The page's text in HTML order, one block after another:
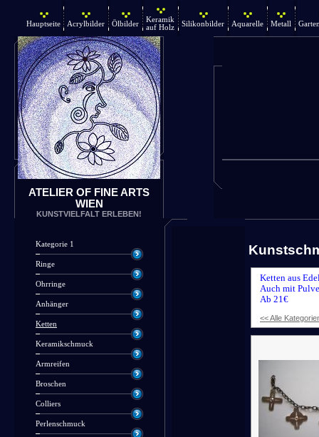
Hauptseite Acrylbilder Ölbilder
Keramik
auf Holz
Silikonbilder Aquarelle Metall
ATELIER OF FINE ARTS
WIEN
KUNSTVIELFALT ERLEBEN!
Kategorie 1
Ringe
Ohrringe
Anhänger
Ketten
Keramikschmuck
Armreifen
Broschen
Colliers
Perlenschmuck
Ketten aus
Auch mit
Ab 21€
<< Alle